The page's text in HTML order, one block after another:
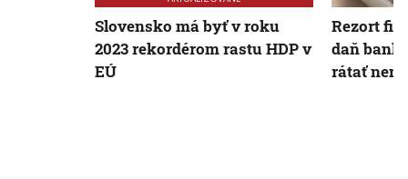
Slovensko má byť v roku
2023 rekordérom rastu HDP v
EÚ
Rezort
daň
rátať